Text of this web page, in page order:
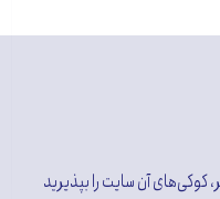
کوکی‌های آن سایت را بپذیرید